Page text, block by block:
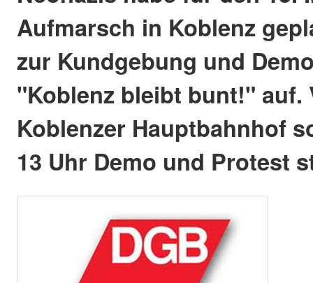
Aufmarsch in Koblenz
zur Kundgebung und
"Koblenz bleibt bunt!" auf.
Koblenzer Hauptbahnhof
13 Uhr Demo und Protest